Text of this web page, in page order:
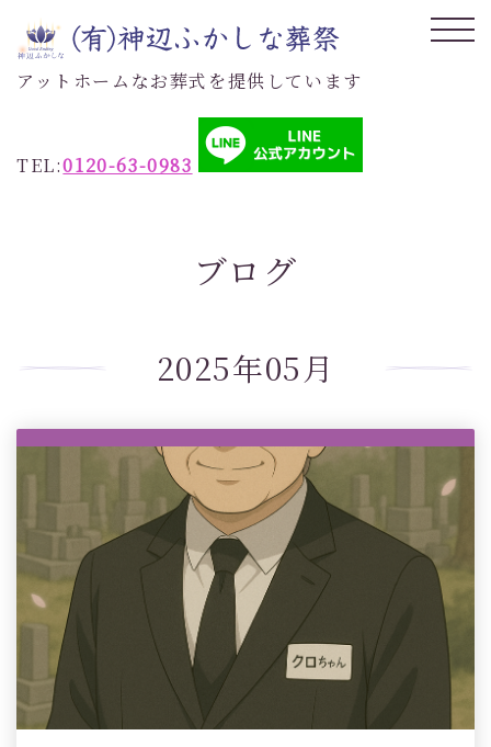
アットホームなお葬式を提供しています
TEL:0120-63-0983
ブログ
2025年05月